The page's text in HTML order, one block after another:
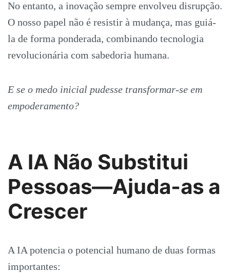
No entanto, a inovação sempre envolveu disrupção.
O nosso papel não é resistir à mudança, mas guiá-
la de forma ponderada, combinando tecnologia
revolucionária com sabedoria humana.
E se o medo inicial pudesse transformar-se em
empoderamento?
A IA Não Substitui
Pessoas—Ajuda-as a
Crescer
A IA potencia o potencial humano de duas formas
importantes: